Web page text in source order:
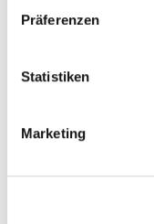
Präferenzen
Statistiken
Marketing